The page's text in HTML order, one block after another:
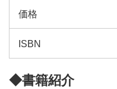
価格
ISBN
◆書籍紹介